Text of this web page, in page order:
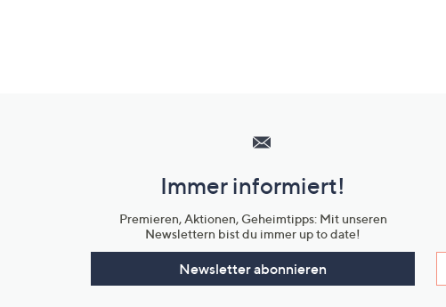
Unternehmensinformationen
Immer informiert!
Premieren, Aktionen, Geheimtipps: Mit unseren
Newslettern bist du immer up to date!
Newsletter abonnieren